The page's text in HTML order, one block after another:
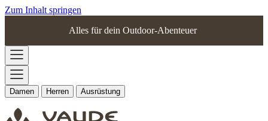
Zum Inhalt springen
Alles für dein Outdoor-Abenteuer
Damen Herren Ausrüstung